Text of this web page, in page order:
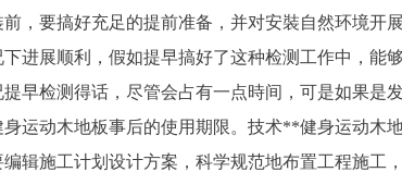
，要搞好充足的提前准备，并对安裝自然环境开
进展顺利，假如提早搞好了这种检测工作中，能
早检测得话，尽管会占有一点時间，可是如果是
身运动木地板事后的使用期限。技术**健身运动木
辑施工计划设计方案，科学规范地布置工程施工